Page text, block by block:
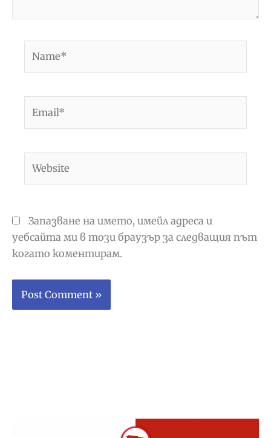
Запазване на името, имейл адреса и
уебсайта ми в този браузър за следващия път
когато коментирам.